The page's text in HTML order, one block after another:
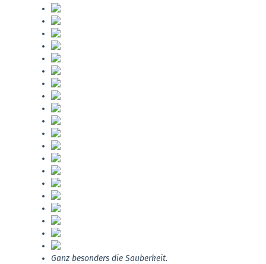
Ganz besonders die Sauberkeit.